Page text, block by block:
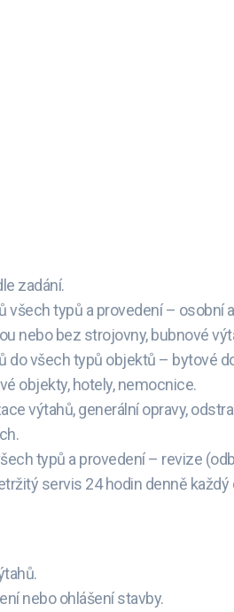
zadání.
všech typů a provedení – osobní
nebo bez strojovny, bubnové
do všech typů objektů – bytové
objekty, hotely, nemocnice.
výtahů, generální opravy,
typů a provedení – revize
servis 24 hodin denně každý
nebo ohlášení stavby.